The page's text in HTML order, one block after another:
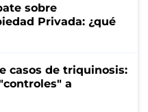
sobre
Privada: ¿qué
casos de triquinosis:
a